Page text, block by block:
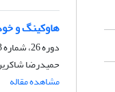
هاوکینگ و
دوره 26، شماره 103، پاییز 1396، صفحه
حمیدرضا
مشاهده مقاله